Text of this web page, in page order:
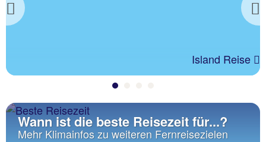
Previous
Island Reise
Wann ist die beste Reisezeit für...?
Mehr Klimainfos zu weiteren Fernreisezielen